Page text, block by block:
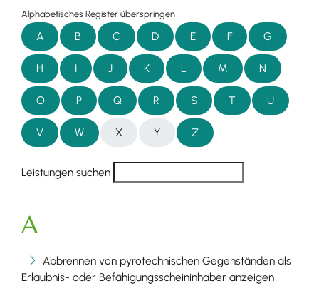
Alphabetisches Register überspringen
A B C D E F G
H I J K L M N
O P Q R S T U
V W X Y Z
Leistungen suchen
A
Abbrennen von pyrotechnischen Gegenständen als
Erlaubnis- oder Befähigungsscheininhaber anzeigen